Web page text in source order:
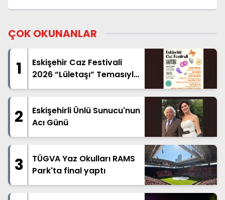
ÇOK OKUNANLAR
1
Eskişehir Caz Festivali
2026 “Lületaşı” Temasıyla
Geliyor
2
Eskişehirli Ünlü Sunucu'nun
Acı Günü
3
TÜGVA Yaz Okulları RAMS
Park'ta final yaptı